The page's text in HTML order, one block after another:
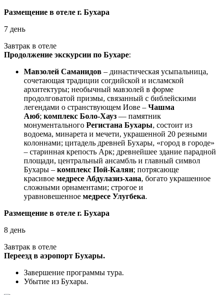
Размещение в отеле г. Бухара
7 день
Завтрак в отеле
Продолжение экскурсии по Бухаре:
Мавзолей Саманидов – династическая усыпальница,
сочетающая традиции согдийской и исламской
архитектуры; необычный мавзолей в форме
продолговатой призмы, связанный с библейскими
легендами о странствующем Иове – Чашма
Аюб; комплекс Боло-Хауз — памятник
монументального Регистана Бухары, состоит из
водоема, минарета и мечети, украшенной 20 резными
колоннами; цитадель древней Бухары, «город в городе»
– старинная крепость Арк; древнейшее здание парадной
площади, центральный ансамбль и главный символ
Бухары – комплекс Пой-Калян; потрясающе
красивое медресе Абдулазиз-хана, богато украшенное
сложными орнаментами; строгое и
уравновешенное медресе Улугбека.
Размещение в отеле г. Бухара
8 день
Завтрак в отеле
Переезд в аэропорт Бухары.
Завершение программы тура.
Убытие из Бухары.